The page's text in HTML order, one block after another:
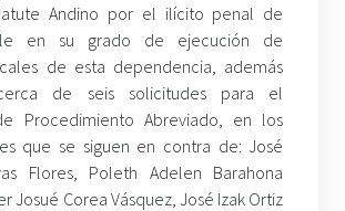
Andino por el ilícito penal de
en su grado de ejecución de
de esta dependencia, además
de seis solicitudes para el
Procedimiento Abreviado, en los
que se siguen en contra de: José
Flores, Poleth Adelen Barahona
Josué Corea Vásquez, José Izak Ortiz